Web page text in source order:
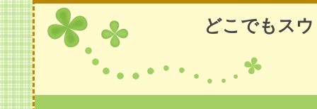
どこでもス